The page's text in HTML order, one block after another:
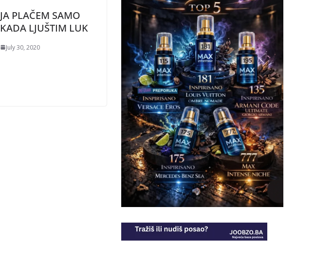
JA PLAČEM SAMO
KADA LJUŠTIM LUK
July 30, 2020